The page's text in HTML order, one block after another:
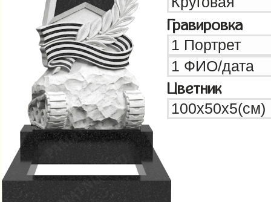
Гравировка
Цветник